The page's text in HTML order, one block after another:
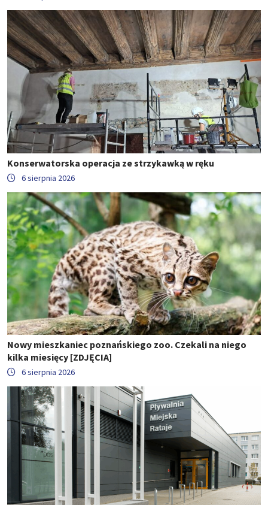
Konserwatorska operacja ze strzykawką w ręku
6 sierpnia 2026
Nowy mieszkaniec poznańskiego zoo. Czekali na niego
kilka miesięcy [ZDJĘCIA]
6 sierpnia 2026